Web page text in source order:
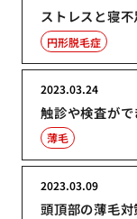
ストレスと寝
円形脱毛症
触診や検査が
2023.03.24
薄毛
頭頂部の薄毛
2023.03.09